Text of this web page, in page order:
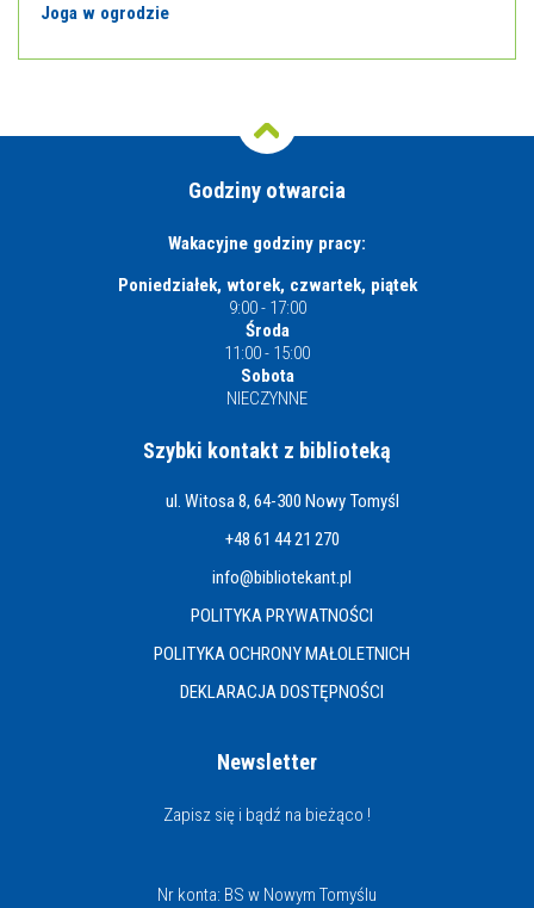
Joga w ogrodzie
Godziny otwarcia
Wakacyjne godziny pracy:
Poniedziałek, wtorek, czwartek, piątek
9:00 - 17:00
Środa
11:00 - 15:00
Sobota
NIECZYNNE
Szybki kontakt z biblioteką
ul. Witosa 8, 64-300 Nowy Tomyśl
+48 61 44 21 270
info@bibliotekant.pl
POLITYKA PRYWATNOŚCI
POLITYKA OCHRONY MAŁOLETNICH
DEKLARACJA DOSTĘPNOŚCI
Newsletter
Zapisz się i bądź na bieżąco !
Nr konta: BS w Nowym Tomyślu